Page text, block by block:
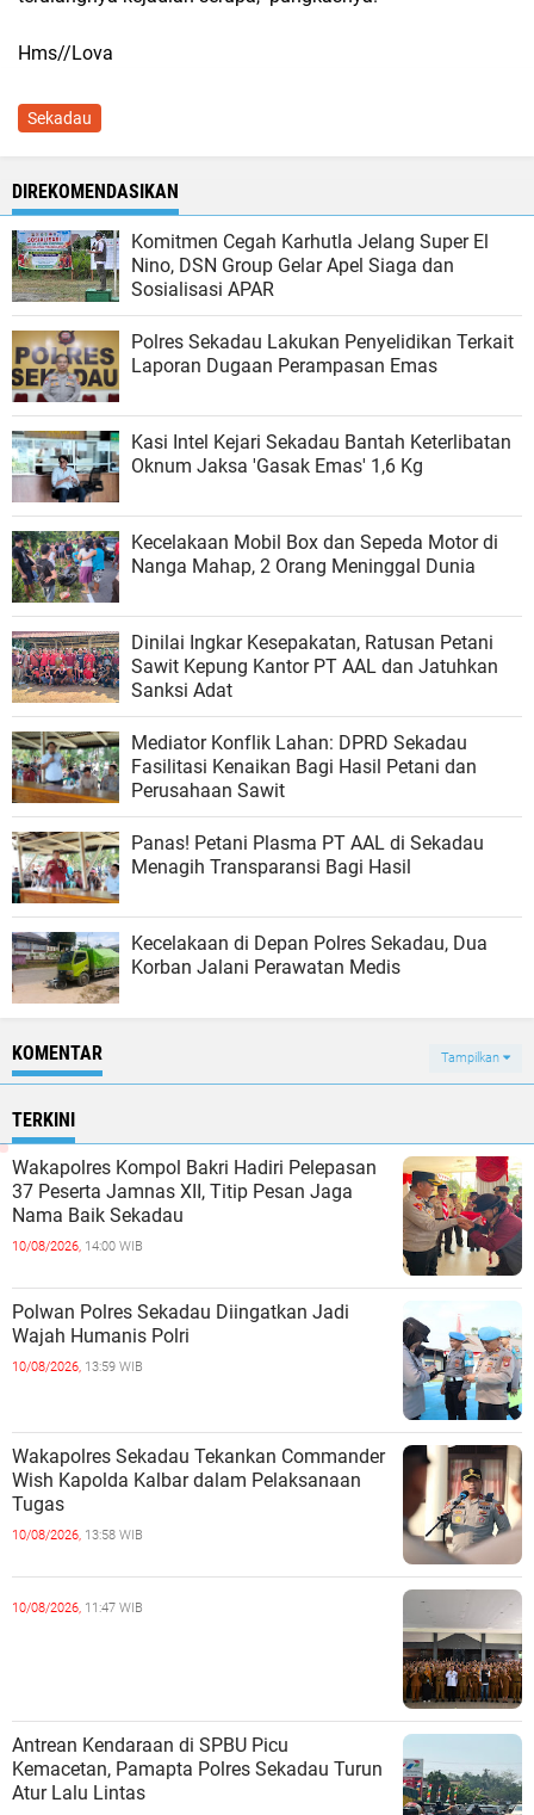
Hms//Lova
Sekadau
DIREKOMENDASIKAN
Komitmen Cegah Karhutla Jelang Super El
Nino, DSN Group Gelar Apel Siaga dan
Sosialisasi APAR
Polres Sekadau Lakukan Penyelidikan Terkait
Laporan Dugaan Perampasan Emas
​Kasi Intel Kejari Sekadau Bantah Keterlibatan
Oknum Jaksa 'Gasak Emas' 1,6 Kg
Kecelakaan Mobil Box dan Sepeda Motor di
Nanga Mahap, 2 Orang Meninggal Dunia
Dinilai Ingkar Kesepakatan, Ratusan Petani
Sawit Kepung Kantor PT AAL dan Jatuhkan
Sanksi Adat
​Mediator Konflik Lahan: DPRD Sekadau
Fasilitasi Kenaikan Bagi Hasil Petani dan
Perusahaan Sawit
Panas! Petani Plasma PT AAL di Sekadau
Menagih Transparansi Bagi Hasil
Kecelakaan di Depan Polres Sekadau, Dua
Korban Jalani Perawatan Medis
KOMENTAR Tampilkan
TERKINI
Wakapolres Kompol Bakri Hadiri Pelepasan
37 Peserta Jamnas XII, Titip Pesan Jaga
Nama Baik Sekadau
10/08/2026, 14:00 WIB
Polwan Polres Sekadau Diingatkan Jadi
Wajah Humanis Polri
10/08/2026, 13:59 WIB
Wakapolres Sekadau Tekankan Commander
Wish Kapolda Kalbar dalam Pelaksanaan
Tugas
10/08/2026, 13:58 WIB
10/08/2026, 11:47 WIB
Antrean Kendaraan di SPBU Picu
Kemacetan, Pamapta Polres Sekadau Turun
Atur Lalu Lintas